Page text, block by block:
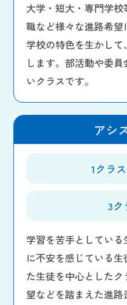
大学・短大・専門学
職など様々な進路希
学校の特色を生かし
します。部活動や委
いクラスです。
アシ
1クラ
3ク
学習を苦手としてい
に不安を感じている
た生徒を中心とした
望などを踏まえた進